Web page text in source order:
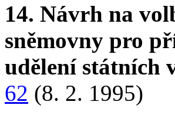
14. Návrh na
sněmovny pro
udělení státních
62 (8. 2. 1995)